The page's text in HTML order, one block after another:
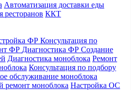
Автоматизация доставки еды
ресторанов ККТ
ФР Консультация по
ФР Диагностика ФР Создание
Диагностика моноблока Ремонт
Консультация по подбору
обслуживание моноблока
ремонт моноблока Настройка ОС